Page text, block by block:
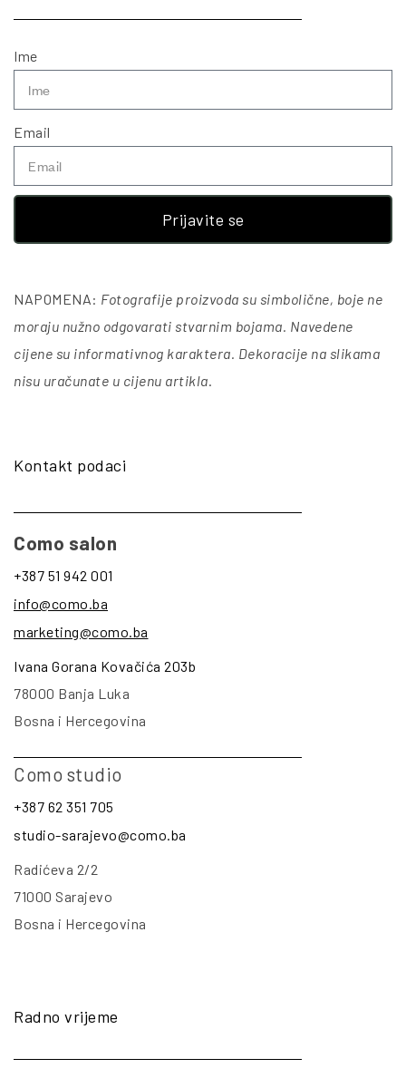
Ime
Email
Prijavite se
NAPOMENA: Fotografije proizvoda su simbolične, boje ne
moraju nužno odgovarati stvarnim bojama. Navedene
cijene su informativnog karaktera. Dekoracije na slikama
nisu uračunate u cijenu artikla.
Kontakt podaci
Como salon
+387 51 942 001
info@como.ba
marketing@como.ba
Ivana Gorana Kovačića 203b
78000 Banja Luka
Bosna i Hercegovina
Como studio
+387 62 351 705
studio-sarajevo@como.ba
Radićeva 2/2
71000 Sarajevo
Bosna i Hercegovina
Radno vrijeme